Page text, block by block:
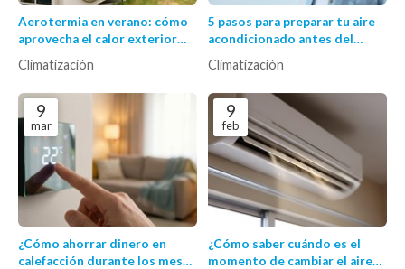
Aerotermia en verano: cómo
aprovecha el calor exterior
eficientemente
Climatización
5 pasos para preparar tu aire
acondicionado antes del
Climatización
9
mar
¿Cómo ahorrar dinero en
calefacción durante los meses
9
feb
¿Cómo saber cuándo es el
momento de cambiar el aire